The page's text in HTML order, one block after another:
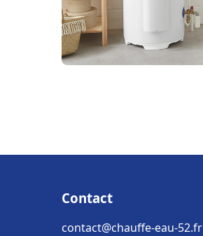
Contact
contact@chauffe-eau-52.fr